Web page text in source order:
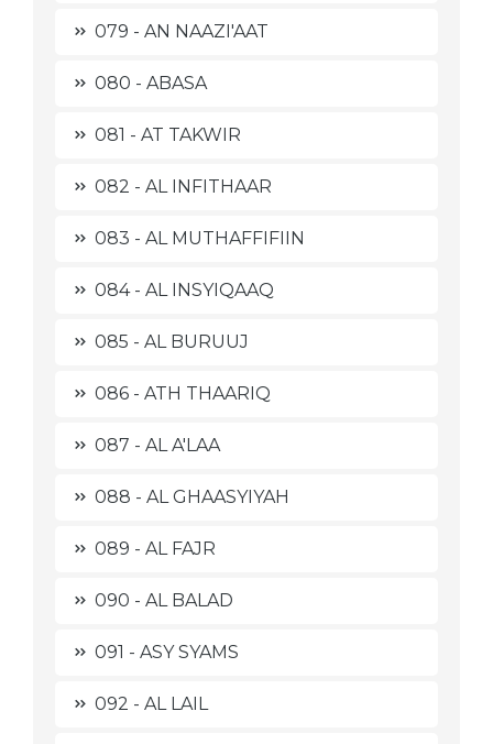
079 - AN NAAZI'AAT
080 - ABASA
081 - AT TAKWIR
082 - AL INFITHAAR
083 - AL MUTHAFFIFIIN
084 - AL INSYIQAAQ
085 - AL BURUUJ
086 - ATH THAARIQ
087 - AL A'LAA
088 - AL GHAASYIYAH
089 - AL FAJR
090 - AL BALAD
091 - ASY SYAMS
092 - AL LAIL